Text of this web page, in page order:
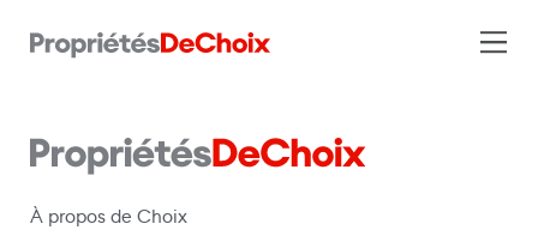
À propos de Choix